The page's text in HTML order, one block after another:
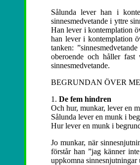
Sålunda lever han i
sinnesmedvetande i yttre
Han lever i kontemplation
han lever i kontemplation
tanken:
oberoende och håller
sinnesmedvetande.
BEGRUNDAN ÖVER
1. De fem hindren
Och hur, munkar, lever en
Sålunda lever en munk i
Hur lever en munk i
Jo munkar, när
förstår han ”jag känner
uppkomna sinnesnjutningar